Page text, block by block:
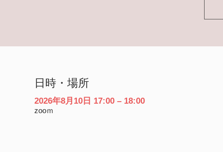
日時・場所
2026年8月10日 17:00 – 18:00
zooｍ